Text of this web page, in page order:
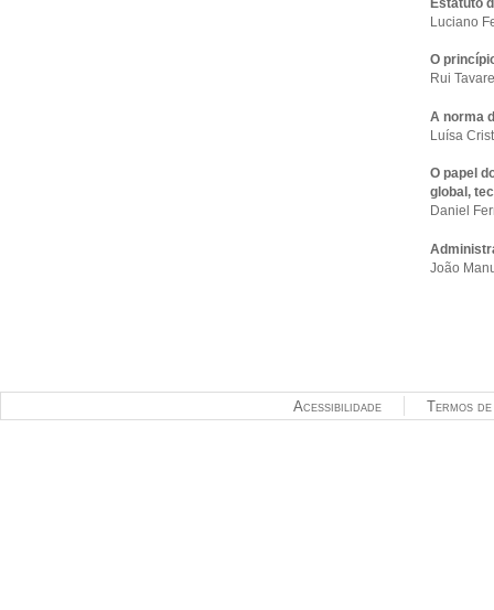
Luciano
O
Rui
A norma
Luísa
O papel
global,
Daniel
João
Termos
Acessibilidade